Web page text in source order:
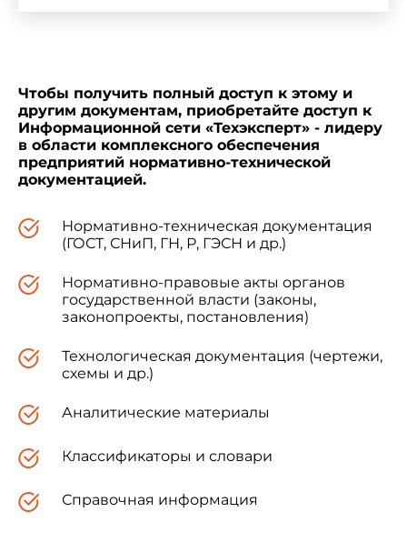
Чтобы получить полный доступ к этому и
другим документам, приобретайте доступ к
Информационной сети «Техэксперт» - лидеру
в области комплексного обеспечения
предприятий нормативно-технической
документацией.
Нормативно-техническая документация
(ГОСТ, СНиП, ГН, Р, ГЭСН и др.)
Нормативно-правовые акты органов
государственной власти (законы,
законопроекты, постановления)
Технологическая документация (чертежи,
схемы и др.)
Аналитические материалы
Классификаторы и словари
Справочная информация